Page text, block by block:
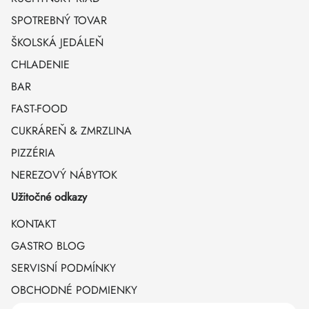
SPOTREBNÝ TOVAR
ŠKOLSKÁ JEDÁLEŇ
CHLADENIE
BAR
FAST-FOOD
CUKRÁREŇ & ZMRZLINA
PIZZÉRIA
NEREZOVÝ NÁBYTOK
Užitočné odkazy
KONTAKT
GASTRO BLOG
SERVISNÍ PODMÍNKY
OBCHODNÉ PODMIENKY